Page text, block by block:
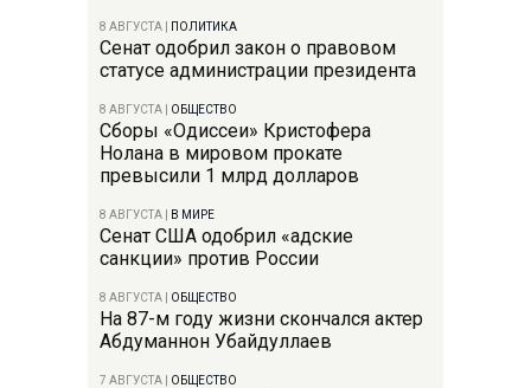
8 АВГУСТА ПОЛИТИКА
Сенат одобрил закон о правовом
статусе администрации президента
8 АВГУСТА ОБЩЕСТВО
Сборы «Одиссеи» Кристофера
Нолана в мировом прокате
превысили 1 млрд долларов
8 АВГУСТА В МИРЕ
Сенат США одобрил «адские
санкции» против России
8 АВГУСТА ОБЩЕСТВО
На 87-м году жизни скончался актер
Абдуманнон Убайдуллаев
7 АВГУСТА ОБЩЕСТВО